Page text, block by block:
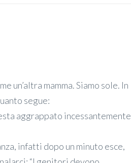
un’altra mamma. Siamo sole. In
segue:
aggrappato incessantemente
infatti dopo un minuto esce,